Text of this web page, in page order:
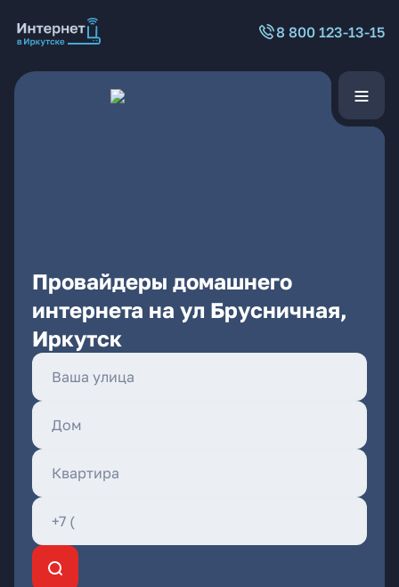
8 800 123-13-15
Провайдеры домашнего
интернета на ул Брусничная,
Иркутск